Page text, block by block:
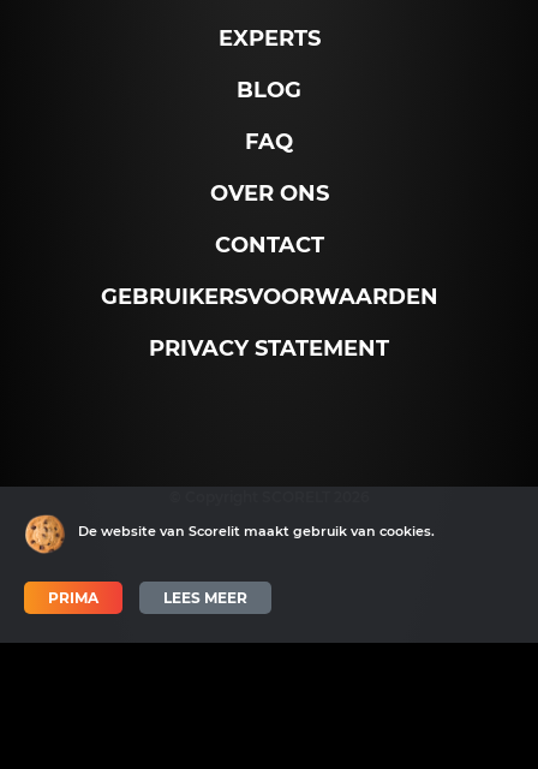
EXPERTS
BLOG
FAQ
OVER ONS
CONTACT
GEBRUIKERSVOORWAARDEN
PRIVACY STATEMENT
De website van Scorelit maakt gebruik van cookies.
PRIMA LEES MEER